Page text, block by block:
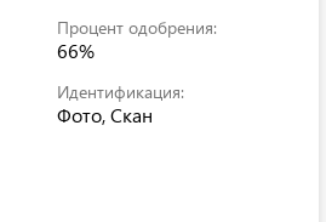
Процент одобрения:
66%
Идентификация:
Фото, Скан